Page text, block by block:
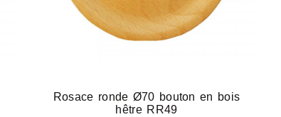
Rosace ronde Ø70 bouton en bois
hêtre RR49